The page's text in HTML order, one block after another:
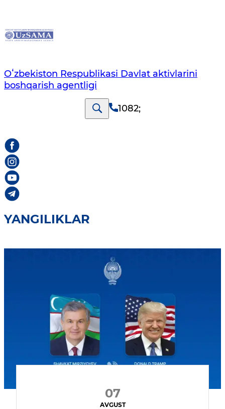
Oʻzbekiston Respublikasi Davlat aktivlarini
boshqarish agentligi
1082;
YANGILIKLAR
07
AVGUST